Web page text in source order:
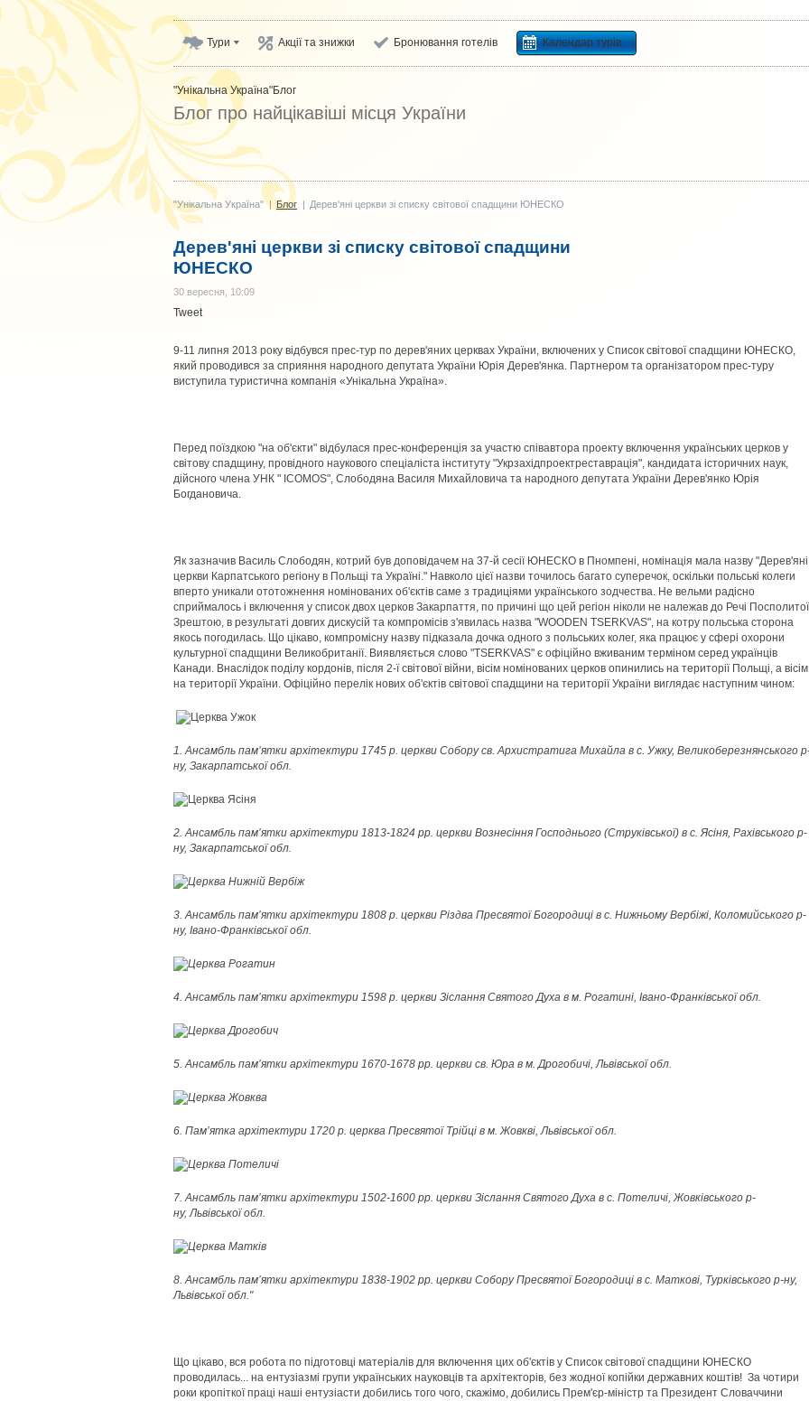
Тури Акції та знижки Бронювання готелів Календар турів
"Унікальна Україна"Блог
Блог про найцікавіші місця України
"Унікальна Україна" | Блог | Дерев'яні церкви зі списку світової спадщини ЮНЕСКО
Дерев'яні церкви зі списку світової спадщини
ЮНЕСКО
30 вересня, 10:09
Tweet
9-11 липня 2013 року відбувся прес-тур по дерев'яних церквах України, включених у Список світової спадщини ЮНЕСКО,
який проводився за сприяння народного депутата України Юрія Дерев'янка. Партнером та організатором прес-туру
виступила туристична компанія «Унікальна Україна».
Перед поїздкою "на об'єкти" відбулася прес-конференція за участю співавтора проекту включення українських церков у
світову спадщину, провідного наукового спеціаліста інституту "Укрзахідпроектреставрація", кандидата історичних наук,
дійсного члена УНК " ICOMOS", Слободяна Василя Михайловича та народного депутата України Дерев'янко Юрія
Богдановича.
Як зазначив Василь Слободян, котрий був доповідачем на 37-й сесії ЮНЕСКО в Пномпені, номінація мала назву "Дерев'яні
церкви Карпатського регіону в Польщі та Україні." Навколо цієї назви точилось багато суперечок, оскільки польські колеги
вперто уникали ототожнення номінованих об'єктів саме з традиціями українського зодчества. Не вельми радісно
сприймалось і включення у список двох церков Закарпаття, по причині що цей регіон ніколи не належав до Речі
Зрештою, в результаті довгих дискусій та компромісів з'явилась назва "WOODEN TSERKVAS", на котру польська сторона
якось погодилась. Що цікаво, компромісну назву підказала дочка одного з польських колег, яка працює у сфері охорони
культурної спадщини Великобританії. Виявляється слово "TSERKVAS" є офіційно вживаним терміном серед українців
Канади. Внаслідок поділу кордонів, після 2-ї світової війни, вісім номінованих церков опинились на території Польщі, а вісім
на території України. Офіційно перелік нових об'єктів світової спадщини на території України виглядає наступним чином:
1. Ансамбль пам’ятки архітектури 1745 р. церкви Собору св. Архистратига Михайла в с. Ужку, Великоберезнянського
ну, Закарпатської обл.
2. Ансамбль пам’ятки архітектури 1813-1824 рр. церкви Вознесіння Господнього (Струківської) в с. Ясіня, Рахівського р-
ну, Закарпатської обл.
3. Ансамбль пам’ятки архітектури 1808 р. церкви Різдва Пресвятої Богородиці в с. Нижньому Вербіжі, Коломийського р-
ну, Івано-Франківської обл.
4. Ансамбль пам’ятки архітектури 1598 р. церкви Зіслання Святого Духа в м. Рогатині, Івано-Франківської обл.
5. Ансамбль пам’ятки архітектури 1670-1678 рр. церкви св. Юра в м. Дрогобичі, Львівської обл.
6. Пам’ятка архітектури 1720 р. церква Пресвятої Трійці в м. Жовкві, Львівської обл.
7. Ансамбль пам’ятки архітектури 1502-1600 рр. церкви Зіслання Святого Духа в с. Потеличі, Жовківського р-
ну,Львівської обл.
8. Ансамбль пам’ятки архітектури 1838-1902 рр. церкви Собору Пресвятої Богородиці в с. Маткові, Турківського р-ну,
Львівської обл."
Що цікаво, вся робота по підготовці матеріалів для включення цих об'єктів у Список світової спадщини ЮНЕСКО
проводилась... на ентузіазмі групи українських науковців та архітекторів, без жодної копійки державних коштів! За чотири
роки кропіткої праці наші ентузіасти добились того чого, скажімо, добились Прем'єр-міністр та Президент Словаччини